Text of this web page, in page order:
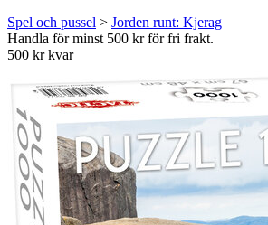
Spel och pussel > Jorden runt: Kjerag
Handla för minst 500 kr för fri frakt.
500 kr kvar